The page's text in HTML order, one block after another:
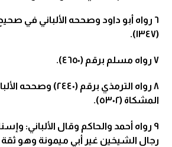
٦ رواه أبو داود وصححه الألباني في
(١٣٤٧).
٧ رواه مسلم برقم (٤٦٥٠).
٨
رواه الترمذي برقم (٢٤٤٠)
المشكاة (٥٣٠٢).
٩ رواه أحمد والحاكم وقال الألباني:
رجال الشيخين غير أبي ميمونة وهو ثقة